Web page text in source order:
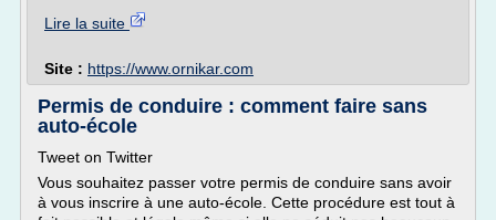
Lire la suite
Site : https://www.ornikar.com
Permis de conduire : comment faire sans
auto-école
Tweet on Twitter
Vous souhaitez passer votre permis de conduire sans avoir
à vous inscrire à une auto-école. Cette procédure est tout à